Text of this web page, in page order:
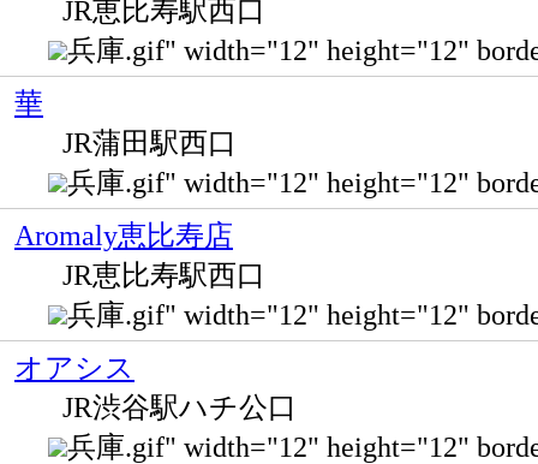
JR恵比寿駅西口
兵庫.gif" width="12" height="12"
華
JR蒲田駅西口
兵庫.gif" width="12" height="12"
Aromaly恵比寿店
JR恵比寿駅西口
兵庫.gif" width="12" height="12"
オアシス
JR渋谷駅ハチ公口
兵庫.gif" width="12" height="12"